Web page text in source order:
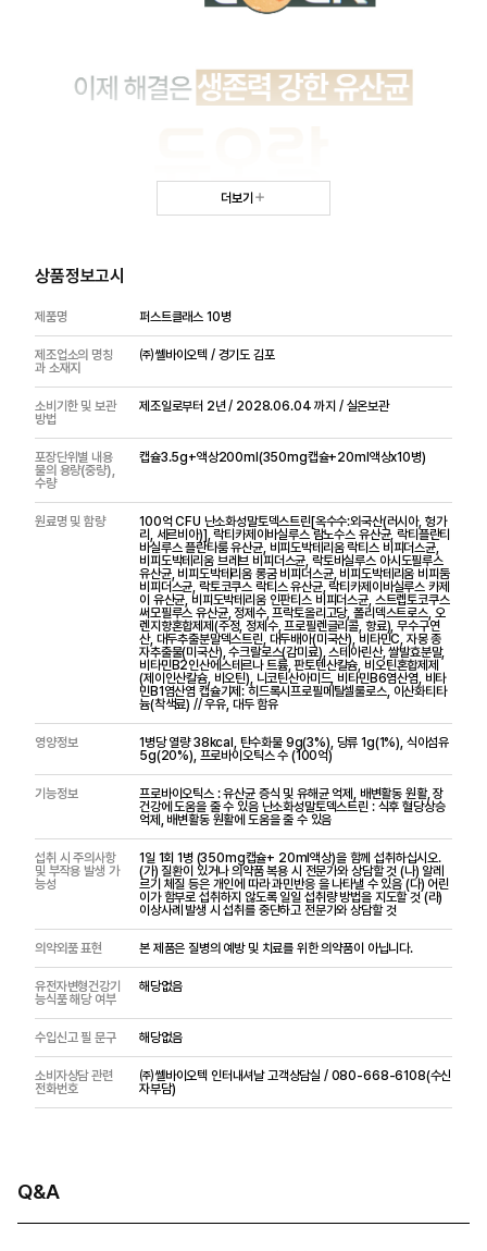
더보기
상품정보고시
제품명 퍼스트클래스 10병
제조업소의 명칭
과 소재지
㈜쎌바이오텍 / 경기도 김포
소비기한 및 보관
방법
제조일로부터 2년 / 2028.06.04 까지 / 실온보관
포장단위별 내용
물의 용량(중량),
수량
캡슐3.5g+액상200ml(350mg캡슐+20ml액상x10병)
원료명 및 함량
100억 CFU 난소화성말토덱스트린[옥수수:외국산(러시아, 헝가
리, 세르비아)], 락티카제이바실루스 람노수스 유산균, 락티플란티
바실루스 플란타룸 유산균, 비피도박테리움 락티스 비피더스균,
비피도박테리움 브레브 비피더스균, 락토바실루스 아시도필루스
유산균, 비피도박테리움 롱굼 비피더스균, 비피도박테리움 비피둠
비피더스균, 락토코쿠스 락티스 유산균, 락티카제이바실루스 카제
이 유산균, 비피도박테리움 인판티스 비피더스균, 스트렙토코쿠스
써모필루스 유산균, 정제수, 프락토올리고당, 폴리덱스트로스, 오
렌지향혼합제제(주정, 정제수, 프로필렌글리콜, 향료), 무수구연
산, 대두추출분말덱스트린, 대두배아(미국산), 비타민C, 자몽 종
자추출물(미국산), 수크랄로스(감미료), 스테아린산, 쌀발효분말,
비타민B2인산에스테르나 트륨, 판토텐산칼슘, 비오틴혼합제제
(제이인산칼슘, 비오틴), 니코틴산아미드, 비타민B6염산염, 비타
민B1염산염 캡슐기제: 히드록시프로필메틸셀룰로스, 이산화티타
늄(착색료) // 우유, 대두 함유
영양정보
1병당 열량 38kcal, 탄수화물 9g(3%), 당류 1g(1%), 식이섬유
5g(20%), 프로바이오틱스 수 (100억)
기능정보
프로바이오틱스 : 유산균 증식 및 유해균 억제, 배변활동 원활, 장
건강에 도움을 줄 수 있음 난소화성말토덱스트린 : 식후 혈당상승
억제, 배변활동 원활에 도움을 줄 수 있음
섭취 시 주의사항
및 부작용 발생 가
능성
1일 1회 1병 (350mg캡슐+ 20ml액상)을 함께 섭취하십시오.
(가) 질환이 있거나 의약품 복용 시 전문가와 상담할 것 (나) 알레
르기 체질 등은 개인에 따라 과민반응 을 나타낼 수 있음 (다) 어린
이가 함부로 섭취하지 않도록 일일 섭취량 방법을 지도할 것 (라)
이상사례 발생 시 섭취를 중단하고 전문가와 상담할 것
의약외품 표현 본 제품은 질병의 예방 및 치료를 위한 의약품이 아닙니다.
유전자변형건강기
능식품 해당 여부
해당없음
수입신고 필 문구 해당없음
소비자상담 관련
전화번호
㈜쎌바이오텍 인터내셔날 고객상담실 / 080-668-6108(수신
자부담)
Q&A